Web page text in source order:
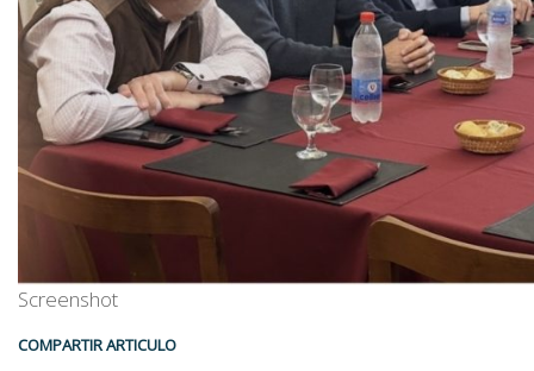
Screenshot
COMPARTIR ARTICULO